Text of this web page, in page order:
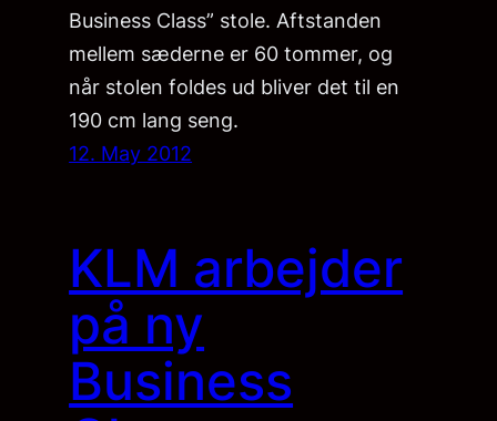
Business Class” stole. Aftstanden
mellem sæderne er 60 tommer, og
når stolen foldes ud bliver det til en
190 cm lang seng.
12. May 2012
KLM arbejder
på ny
Business